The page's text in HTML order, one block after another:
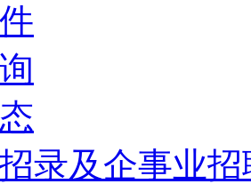
录及企事业